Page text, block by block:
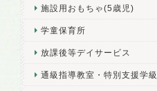
施設用おもちゃ(5歳児)
学童保育所
放課後等デイサービス
通級指導教室・特別支援学級